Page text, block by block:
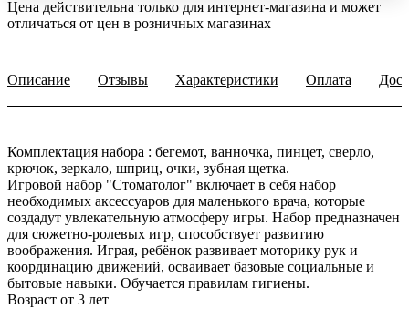
Цена действительна только для интернет-магазина и может
отличаться от цен в розничных магазинах
Описание Отзывы Характеристики Оплата
Комплектация набора : бегемот, ванночка, пинцет, сверло,
крючок, зеркало, шприц, очки, зубная щетка.
Игровой набор "Стоматолог" включает в себя набор
необходимых аксессуаров для маленького врача, которые
создадут увлекательную атмосферу игры. Набор предназначен
для сюжетно-ролевых игр, способствует развитию
воображения. Играя, ребёнок развивает моторику рук и
координацию движений, осваивает базовые социальные и
бытовые навыки. Обучается правилам гигиены.
Возраст от 3 лет